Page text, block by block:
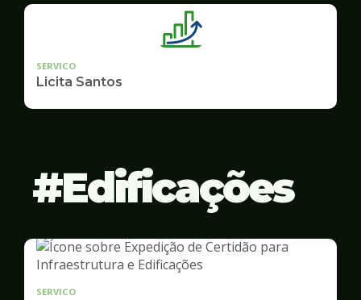
SERVICO
Licita Santos
Edificações
SERVICO